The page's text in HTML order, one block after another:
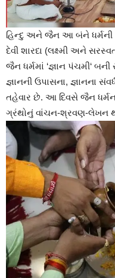
હિન્દુ અને જૈન આ બંને ધર્મની
દેવી શારદા (લક્ષ્મી અને
જૈન ધર્મમાં ‘જ્ઞાન પંચમી‘
જ્ઞાનની ઉપાસના, જ્ઞાનના
તહેવાર છે. આ દિવસે જૈન
ગ્રંથોનું વાંચન-શ્રવણ-લેખન